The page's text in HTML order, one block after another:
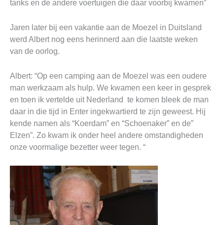
tanks en de andere voertuigen die daar voorbij kwamen”
Jaren later bij een vakantie aan de Moezel in Duitsland
werd Albert nog eens herinnerd aan die laatste weken
van de oorlog.
Albert: “Op een camping aan de Moezel was een oudere
man werkzaam als hulp. We kwamen een keer in gesprek
en toen ik vertelde uit Nederland te komen bleek de man
daar in die tijd in Enter ingekwartierd te zijn geweest. Hij
kende namen als “Koerdam” en “Schoenaker” en de”
Elzen”. Zo kwam ik onder heel andere omstandigheden
onze voormalige bezetter weer tegen. “